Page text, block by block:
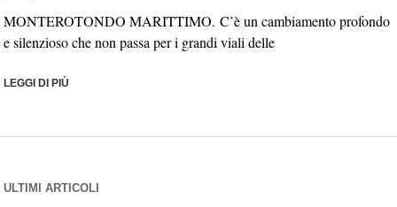
MONTEROTONDO MARITTIMO. C’è un cambiamento profondo
e silenzioso che non passa per i grandi viali delle
LEGGI DI PIÙ
ULTIMI ARTICOLI